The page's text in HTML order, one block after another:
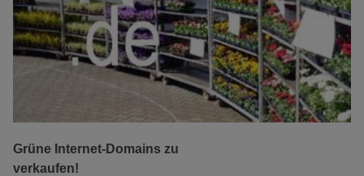
Grüne Internet-Domains zu
verkaufen!